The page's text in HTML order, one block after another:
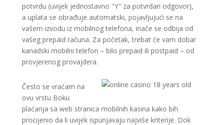
potvrdu (uvijek jednostavno "Y" za potvrdan odgovor),
a uplata se obrađuje automatski, pojavljujući se na
vašem izvodu iz mobilnog telefona, inače se odbija od
vašeg prepaid računa. Za početak, trebat će vam dobar
kanadski mobilni telefon – bilo prepaid ili postpaid – od
provjerenog provajdera.
Često se vraćam na
ovu vrstu Boku
plaćanja sa web stranica mobilnih kasina kako bih
procijenio da li uvijek ispunjavaju najviše kriterije. Dok